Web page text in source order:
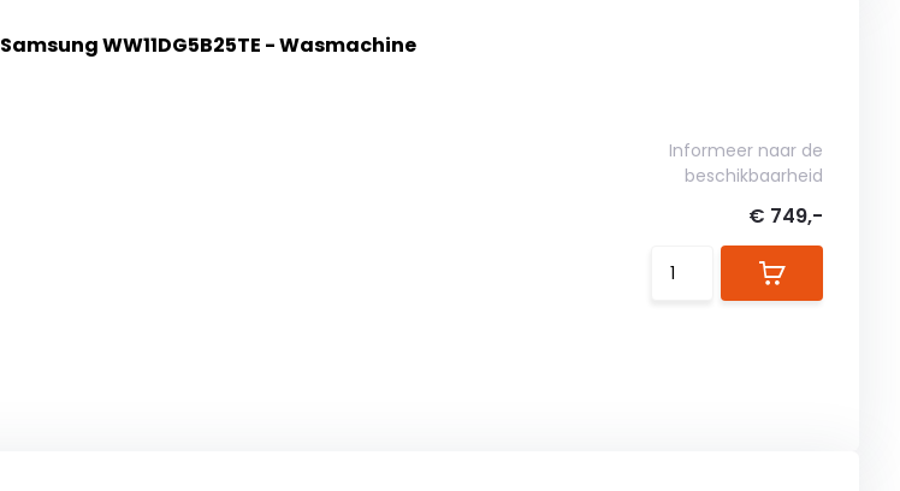
Samsung WW11DG5B25TE - Wasmachine
Informeer naar de
beschikbaarheid
€ 749,-